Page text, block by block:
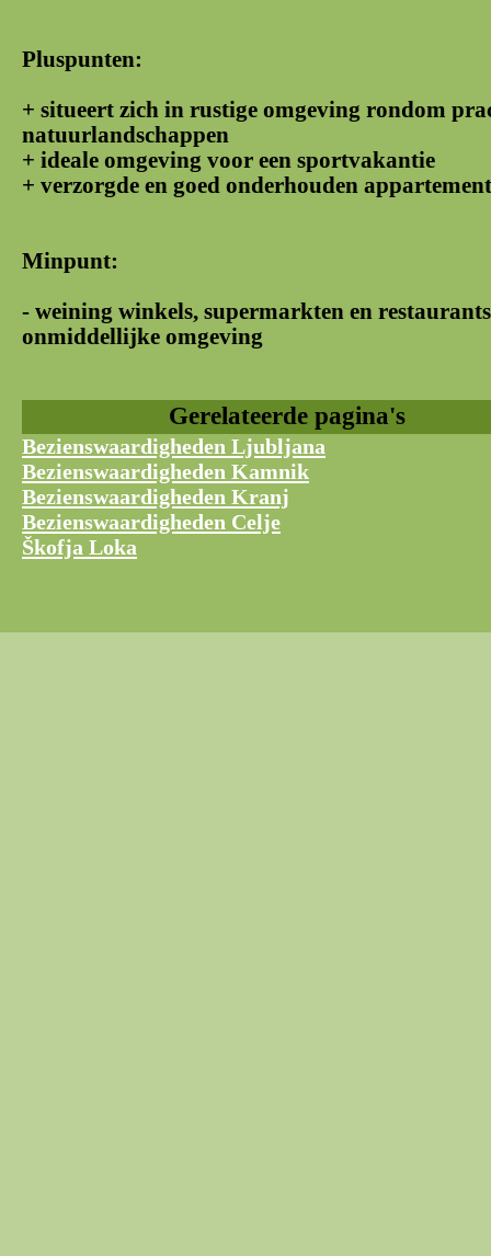
Pluspunten:
+ situeert zich in rustige omgeving rondom
natuurlandschappen
+ ideale omgeving voor een sportvakantie
+ verzorgde en goed onderhouden
Minpunt:
- weining winkels, supermarkten en
onmiddellijke omgeving
Gerelateerde pagina's
Bezienswaardigheden Ljubljana
Bezienswaardigheden Kamnik
Bezienswaardigheden Kranj
Bezienswaardigheden Celje
Škofja Loka